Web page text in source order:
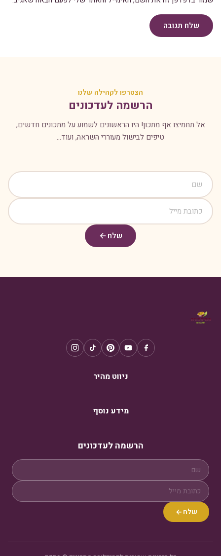
שלח תגובה
הצטרפו לקהילה שלנו
הרשמה לעדכונים
אל תחמיצו אף מתכון! היו הראשונים לשמוע על מתכונים חדשים,
טיפים לבישול מעוררי השראה, ועוד...
שלח
ניווט מהיר
מידע נוסף
הרשמה לעדכונים
שלח